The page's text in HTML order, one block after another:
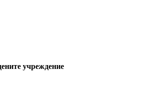
учреждение